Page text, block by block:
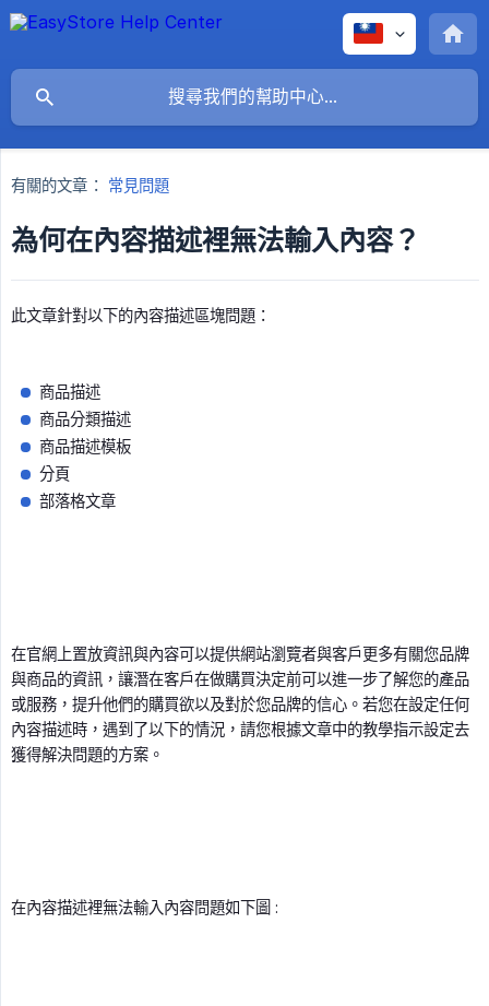
有關的文章： 常見問題
為何在內容描述裡無法輸入內容？
此文章針對以下的內容描述區塊問題：
商品描述
商品分類描述
商品描述模板
分頁
部落格文章
在官網上置放資訊與內容可以提供網站瀏覽者與客戶更多有關您品牌
與商品的資訊，讓潛在客戶在做購買決定前可以進一步了解您的產品
或服務，提升他們的購買欲以及對於您品牌的信心。若您在設定任何
內容描述時，遇到了以下的情況，請您根據文章中的教學指示設定去
獲得解決問題的方案。
在內容描述裡無法輸入內容問題如下圖 :